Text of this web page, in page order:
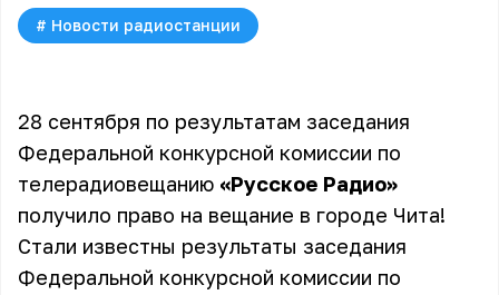
# Новости радиостанции
28 сентября по результатам заседания
Федеральной конкурсной комиссии по
телерадиовещанию «Русское Радио»
получило право на вещание в городе Чита!
Стали известны результаты заседания
Федеральной конкурсной комиссии по